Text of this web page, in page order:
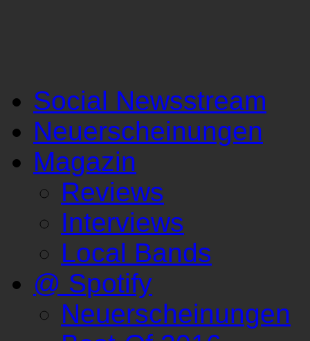
Social Newsstream
Neuerscheinungen
Magazin
Reviews
Interviews
Local Bands
@ Spotify
Neuerscheinungen